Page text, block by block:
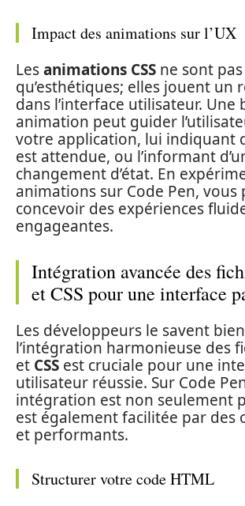
Impact des animations sur l’UX
Lesanimations CSS ne sont pas
qu’esthétiques; elles jouent un
dans l’interface utilisateur. Une
animation peut guider
votre application, lui indiquant
est attendue, ou l’informant
changement d’état. En
animations sur Code Pen, vous
concevoir des expériences
engageantes.
Intégration avancée des
et CSS pour une interface
Les développeurs le savent
l’intégration harmonieuse des
et CSS est cruciale pour une
utilisateur réussie. Sur Code
intégration est non seulement
est également facilitée par des
et performants.
Structurer votre code HTML